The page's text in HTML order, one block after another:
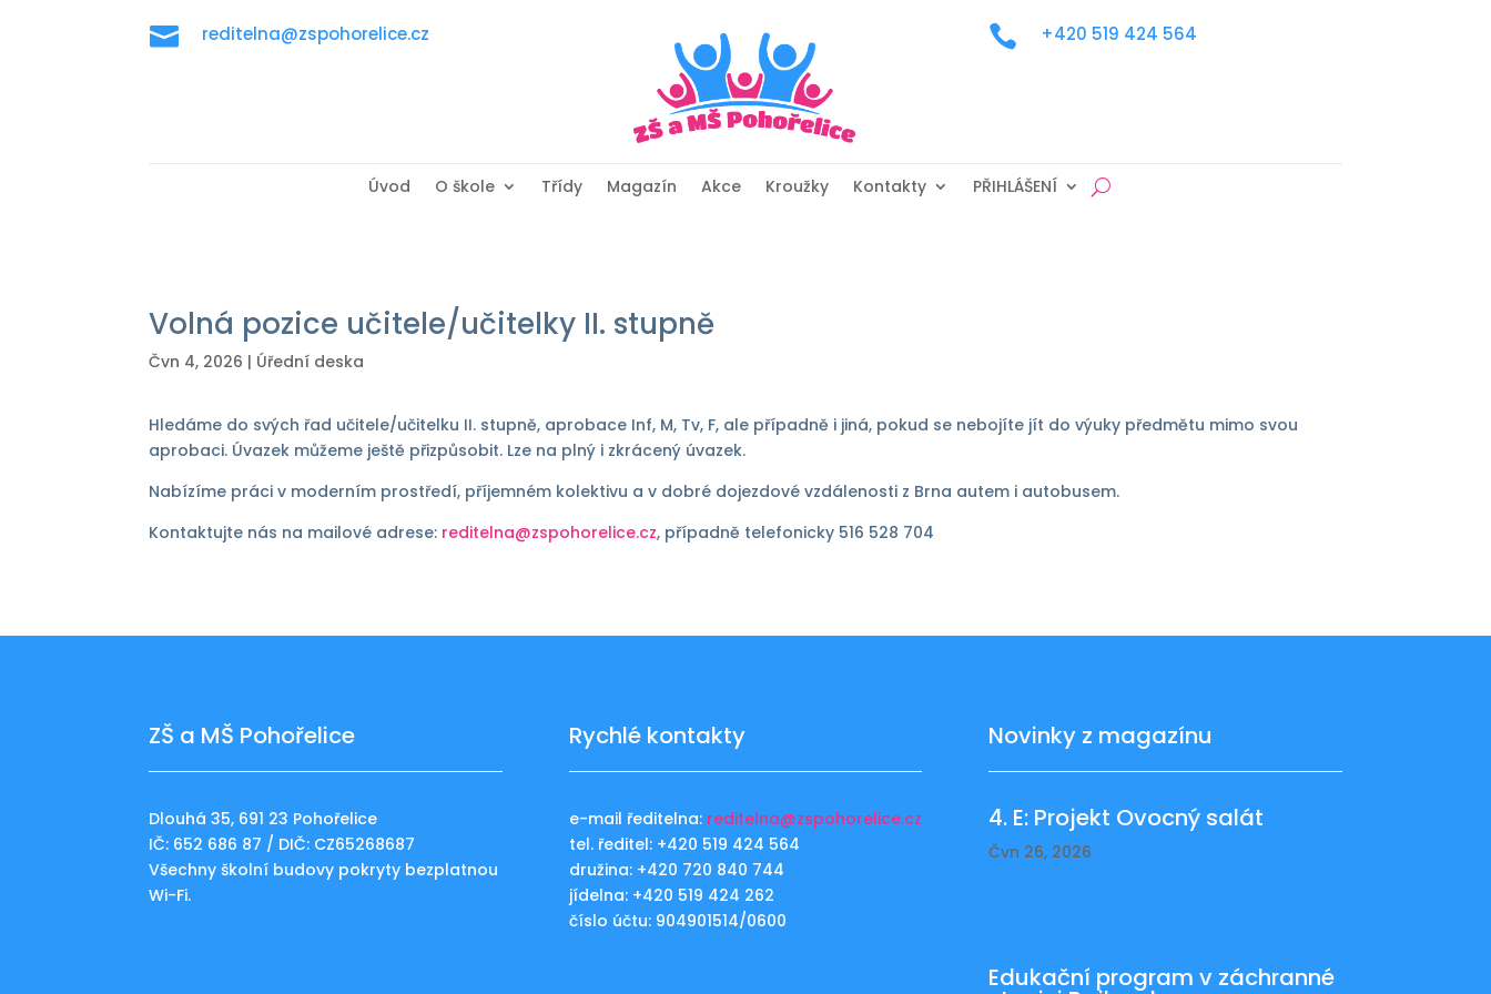
 reditelna@zspohorelice.cz  +420 519 424 564
Úvod O škole Třídy Magazín Akce Kroužky Kontakty PŘIHLÁŠENÍ
Volná pozice učitele/učitelky II. stupně
Čvn 4, 2026 | Úřední deska
Hledáme do svých řad učitele/učitelku II. stupně, aprobace Inf, M, Tv, F, ale případně i jiná, pokud se nebojíte jít do výuky předmětu mimo svou
aprobaci. Úvazek můžeme ještě přizpůsobit. Lze na plný i zkrácený úvazek.
Nabízíme práci v moderním prostředí, příjemném kolektivu a v dobré dojezdové vzdálenosti z Brna autem i autobusem.
Kontaktujte nás na mailové adrese: reditelna@zspohorelice.cz, případně telefonicky 516 528 704
ZŠ a MŠ Pohořelice
Dlouhá 35, 691 23 Pohořelice
IČ: 652 686 87 / DIČ: CZ65268687
Všechny školní budovy pokryty bezplatnou
Wi-Fi.
Rychlé kontakty
e-mail ředitelna: reditelna@zspohorelice.cz
tel. ředitel: +420 519 424 564
družina: +420 720 840 744
jídelna: +420 519 424 262
číslo účtu: 904901514/0600
Novinky z magazínu
4. E: Projekt Ovocný salát
Čvn 26, 2026
Edukační program v záchranné